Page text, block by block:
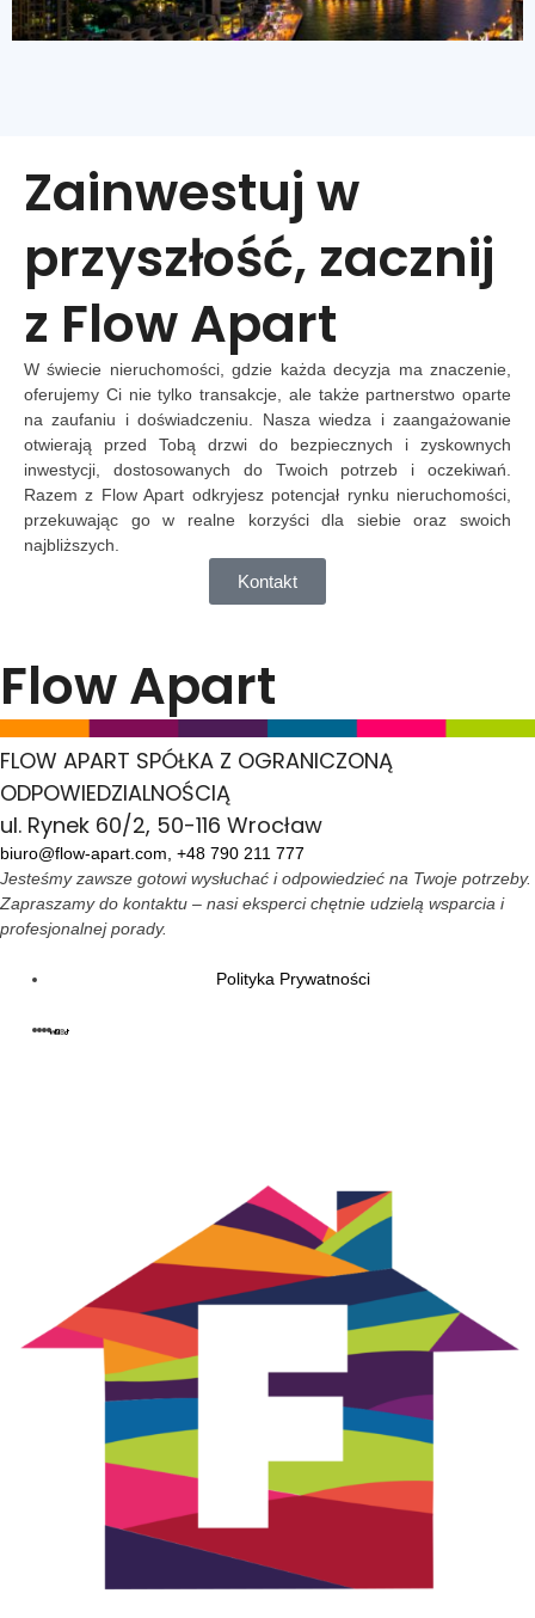
Zainwestuj w
przyszłość, zacznij
z Flow Apart
W świecie nieruchomości, gdzie każda decyzja ma znaczenie,
oferujemy Ci nie tylko transakcje, ale także partnerstwo oparte
na zaufaniu i doświadczeniu. Nasza wiedza i zaangażowanie
otwierają przed Tobą drzwi do bezpiecznych i zyskownych
inwestycji, dostosowanych do Twoich potrzeb i oczekiwań.
Razem z Flow Apart odkryjesz potencjał rynku nieruchomości,
przekuwając go w realne korzyści dla siebie oraz swoich
najbliższych.
Kontakt
Flow Apart
FLOW APART SPÓŁKA Z OGRANICZONĄ
ODPOWIEDZIALNOŚCIĄ
ul. Rynek 60/2, 50-116 Wrocław
biuro@flow-apart.com, +48 790 211 777
Jesteśmy zawsze gotowi wysłuchać i odpowiedzieć na Twoje potrzeby.
Zapraszamy do kontaktu – nasi eksperci chętnie udzielą wsparcia i
profesjonalnej porady.
Polityka Prywatności